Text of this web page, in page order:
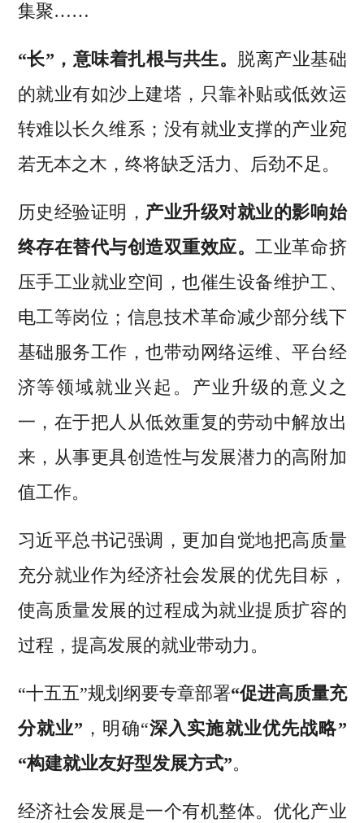
集聚……
“长”，意味着扎根与共生。 脱离产业基础
的就业有如沙上建塔，只靠补贴或低效运
转难以长久维系；没有就业支撑的产业宛
若无本之木，终将缺乏活力、后劲不足。
历史经验证明， 产业升级对就业的影响始
终存在替代与创造双重效应。工业革命挤
压手工业就业空间，也催生设备维护工、
电工等岗位；信息技术革命减少部分线下
基础服务工作，也带动网络运维、平台经
济等领域就业兴起。产业升级的意义之
一，在于把人从低效重复的劳动中解放出
来，从事更具创造性与发展潜力的高附加
值工作。
习近平总书记强调，更加自觉地把高质量
充分就业作为经济社会发展的优先目标，
使高质量发展的过程成为就业提质扩容的
过程，提高发展的就业带动力。
“十五五”规划纲要专章部署“促进高质量充
分就业” ，明确“深入实施就业优先战略”
“构建就业友好型发展方式”。
经济社会发展是一个有机整体。优化产业